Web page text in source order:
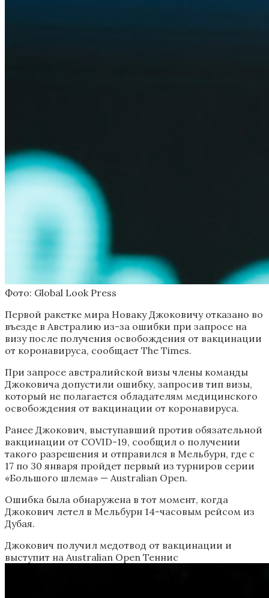
Фото: Global Look Press
Первой ракетке мира Новаку Джоковичу отказано во
въезде в Австралию из-за ошибки при запросе на
визу после получения освобождения от вакцинации
от коронавируса, сообщает The Times.
При запросе австралийской визы члены команды
Джоковича допустили ошибку, запросив тип визы,
который не полагается обладателям медицинского
освобождения от вакцинации от коронавируса.
Ранее Джокович, выступавший против обязательной
вакцинации от COVID-19, сообщил о получении
такого разрешения и отправился в Мельбурн, где с
17 по 30 января пройдет первый из турниров серии
«Большого шлема» — Australian Open.
Ошибка была обнаружена в тот момент, когда
Джокович летел в Мельбурн 14-часовым рейсом из
Дубая.
Джокович получил медотвод от вакцинации и
выступит на Australian Open Теннис